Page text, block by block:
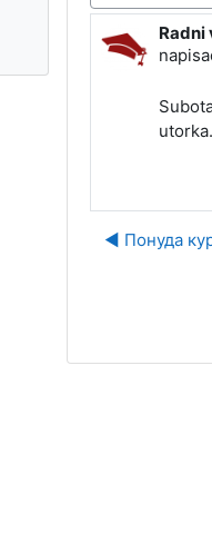
Radni
Broj
utorka.
◀︎ Понуда